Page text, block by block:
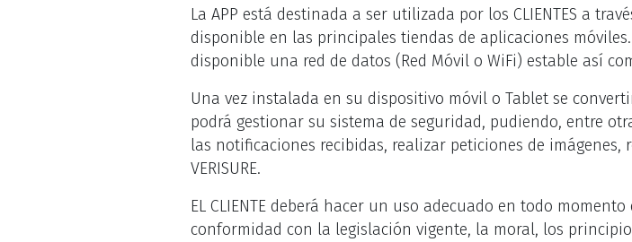
La APP está destinada a ser utilizada por los CLIENTES a
disponible en las principales tiendas de aplicaciones móviles.
disponible una red de datos (Red Móvil o WiFi) estable así
Una vez instalada en su dispositivo móvil o Tablet se
podrá gestionar su sistema de seguridad, pudiendo, entre
las notificaciones recibidas, realizar peticiones de
VERISURE.
EL CLIENTE deberá hacer un uso adecuado en todo
conformidad con la legislación vigente, la moral, los